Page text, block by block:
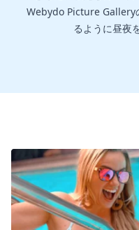
Webydo Picture Gallery
るように昼夜